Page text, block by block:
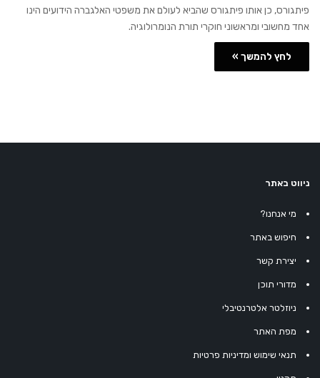
פיתגורס, כן אותו פיתגורס שהביא לעולם את משפטי האלגברה הידועים הינו
אחד מחשובי ומראשוני חוקרי תורת הנומרולוגיה.
לחץ להמשך »
ניווט באתר
מי אנחנו?
חיפוש באתר
יצירת קשר
מדורי תוכן
ניוזלטר אלטרנטיבלי
מפת האתר
תנאי שימוש ומדיניות פרטיות